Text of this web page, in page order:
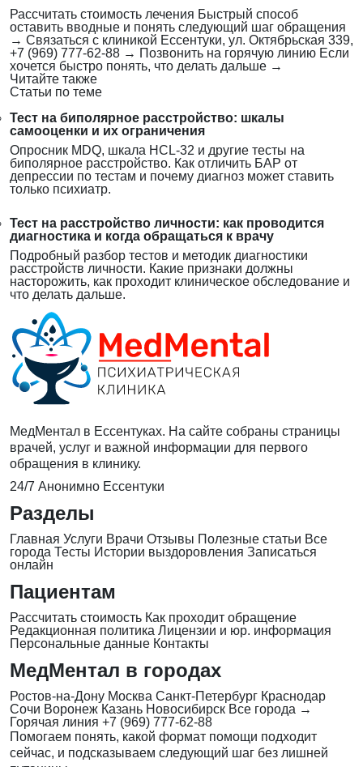
Рассчитать стоимость лечения Быстрый способ
оставить вводные и понять следующий шаг обращения
→ Связаться с клиникой Ессентуки, ул. Октябрьская 339,
+7 (969) 777-62-88 → Позвонить на горячую линию Если
хочется быстро понять, что делать дальше →
Читайте также
Статьи по теме
Тест на биполярное расстройство: шкалы
самооценки и их ограничения
Опросник MDQ, шкала HCL-32 и другие тесты на
биполярное расстройство. Как отличить БАР от
депрессии по тестам и почему диагноз может ставить
только психиатр.
Тест на расстройство личности: как проводится
диагностика и когда обращаться к врачу
Подробный разбор тестов и методик диагностики
расстройств личности. Какие признаки должны
насторожить, как проходит клиническое обследование и
что делать дальше.
МедМентал в Ессентуках. На сайте собраны страницы
врачей, услуг и важной информации для первого
обращения в клинику.
24/7 Анонимно Ессентуки
Разделы
Главная Услуги Врачи Отзывы Полезные статьи Все
города Тесты Истории выздоровления Записаться
онлайн
Пациентам
Рассчитать стоимость Как проходит обращение
Редакционная политика Лицензии и юр. информация
Персональные данные Контакты
МедМентал в городах
Ростов-на-Дону Москва Санкт-Петербург Краснодар
Сочи Воронеж Казань Новосибирск Все города →
Горячая линия +7 (969) 777-62-88
Помогаем понять, какой формат помощи подходит
сейчас, и подсказываем следующий шаг без лишней